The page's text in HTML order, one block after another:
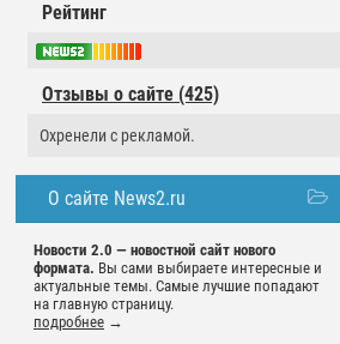
Рейтинг
Отзывы о сайте (425)
Охренели с рекламой.
О сайте News2.ru
Новости 2.0 — новостной сайт нового
формата. Вы сами выбираете интересные и
актуальные темы. Самые лучшие попадают
на главную страницу.
подробнее →